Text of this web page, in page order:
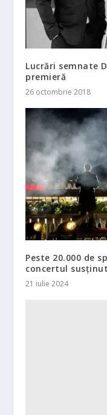
Lucrări semnate
premieră
26 octombrie 2018
Peste 20.000 de
concertul
21 iulie 2024